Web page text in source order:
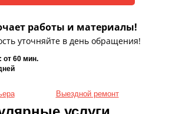
работы и материалы!
уточняйте в день обращения!
от 60 мин.
Выездной ремонт